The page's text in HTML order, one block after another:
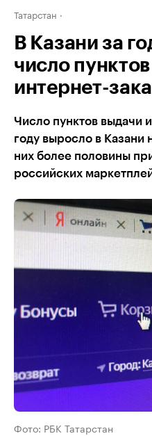
Татарстан
В Казани за
число
интернет-
Число пунктов выдачи
году выросло в Казани
них более половины
российских
Фото: РБК Татарстан